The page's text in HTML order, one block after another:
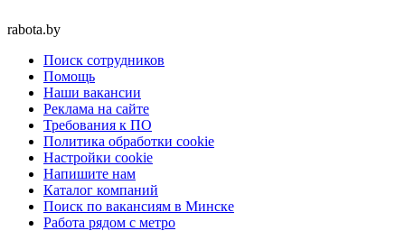
rabota.by
Поиск сотрудников
Помощь
Наши вакансии
Реклама на сайте
Требования к ПО
Политика обработки cookie
Настройки cookie
Напишите нам
Каталог компаний
Поиск по вакансиям в Минске
Работа рядом с метро